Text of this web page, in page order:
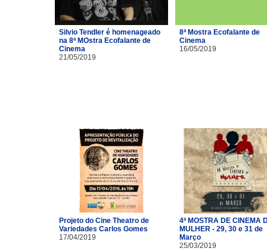
Silvio Tendler é homenageado
na 8ª MOstra Ecofalante de
Cinema
21/05/2019
8ª Mostra Ecofalante de
Cinema
16/05/2019
Projeto do Cine Theatro de
Variedades Carlos Gomes
17/04/2019
4ª MOSTRA DE CINEMA
MULHER - 29, 30 e 31 de
Março
25/03/2019